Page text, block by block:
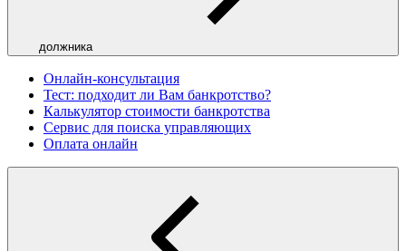
должника
Онлайн-консультация
Тест: подходит ли Вам банкротство?
Калькулятор стоимости банкротства
Сервис для поиска управляющих
Оплата онлайн